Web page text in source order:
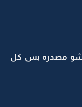
شو مصدره بس كل